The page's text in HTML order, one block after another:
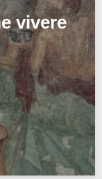
vivere